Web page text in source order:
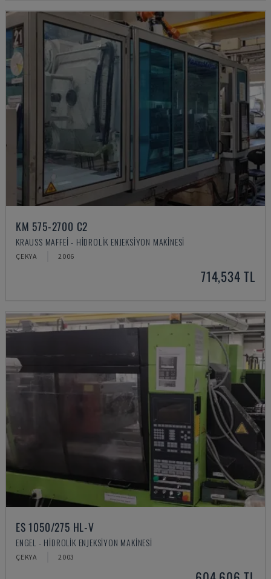
KM 575-2700 C2
KRAUSS MAFFEI - HIDROLIK ENJEKSIYON MAKINESI
ÇEKYA 2006
714,534 TL
ES 1050/275 HL-V
ENGEL - HIDROLIK ENJEKSIYON MAKINESI
ÇEKYA 2003